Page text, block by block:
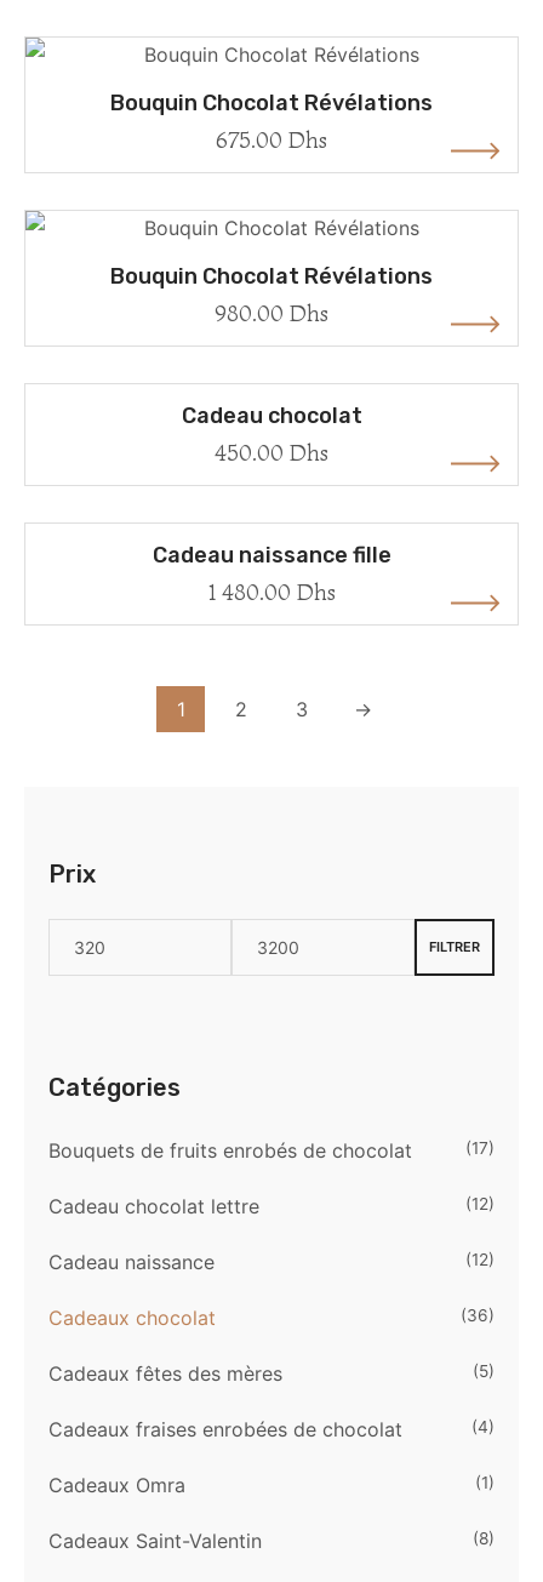
Bouquin Chocolat Révélations
675.00 Dhs
Bouquin Chocolat Révélations
980.00 Dhs
Cadeau chocolat
450.00 Dhs
Cadeau naissance fille
1 480.00 Dhs
1 2 3 →
Prix
FILTRER
Catégories
Bouquets de fruits enrobés de chocolat (17)
Cadeau chocolat lettre (12)
Cadeau naissance (12)
Cadeaux chocolat (36)
Cadeaux fêtes des mères (5)
Cadeaux fraises enrobées de chocolat (4)
Cadeaux Omra (1)
Cadeaux Saint-Valentin (8)